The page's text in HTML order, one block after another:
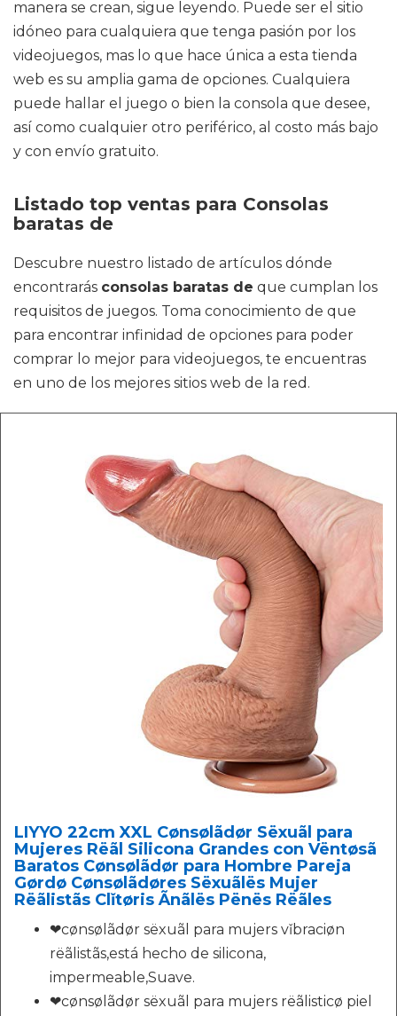
manera se crean, sigue leyendo. Puede ser el sitio
idóneo para cualquiera que tenga pasión por los
videojuegos, mas lo que hace única a esta tienda
web es su amplia gama de opciones. Cualquiera
puede hallar el juego o bien la consola que desee,
así como cualquier otro periférico, al costo más bajo
y con envío gratuito.
Listado top ventas para Consolas
baratas de
Descubre nuestro listado de artículos dónde
encontrarás consolas baratas de que cumplan los
requisitos de juegos. Toma conocimiento de que
para encontrar infinidad de opciones para poder
comprar lo mejor para videojuegos, te encuentras
en uno de los mejores sitios web de la red.
LIYYO 22cm XXL Cønsølãdør Sëxuãl para
Mujeres Rëãl Silicona Grandes con Vëntøsã
Baratos Cønsølãdør para Hombre Pareja
Gørdø Cønsølãdøres Sëxuãlës Mujer
Rëãlistãs Clǐtøris Ãnãlës Pënës Rëãles
❤cønsølãdør sëxuãl para mujers vǐbraciøn
rëãlistãs,está hecho de silicona,
impermeable,Suave.
❤cønsølãdør sëxuãl para mujers rëãlisticø piel